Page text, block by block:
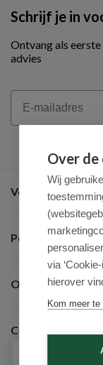
Schrijf je in
Ontvang als
advies
Email
Veel gestelde
Populaire merken
Over ons
Contact
Over de
Wij
via
hierover
Kom meer te